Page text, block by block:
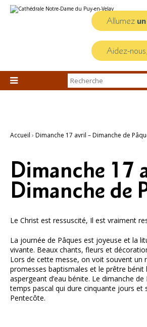
au
personnels
Allumez
Aidez-nous,

Chercher par
Recherche
Accueil › Dimanche 17 avril – Dimanche de
Dimanche 17
Dimanche de
Le Christ est ressuscité, Il est vraiment
La journée de Pâques est joyeuse et la
vivante. Beaux chants, fleurs et
Lors de cette messe, on voit souvent un
promesses baptismales et le prêtre bénit
aspergeant d’eau bénite. Le dimanche
temps pascal qui dure cinquante jours et
Pentecôte.